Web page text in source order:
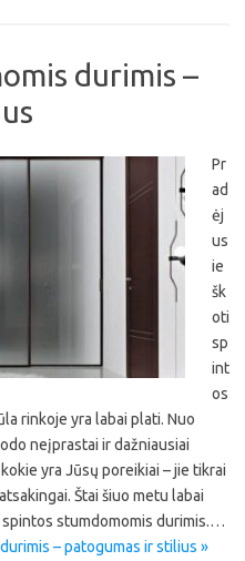
durimis –
Pr
ad
ėj
us
ie
šk
oti
sp
int
os
rinkoje yra labai plati. Nuo
neįprastai ir dažniausiai
yra Jūsų poreikiai – jie tikrai
Štai šiuo metu labai
stumdomomis durimis.…
– patogumas ir stilius »